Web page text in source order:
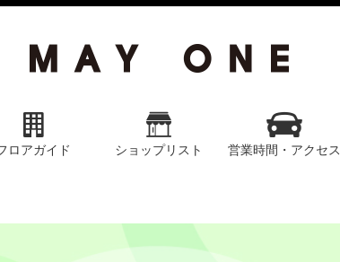
ロアガイド ショップリスト 営業時間・アクセス